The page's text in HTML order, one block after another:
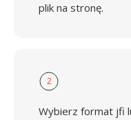
plik na stronę.
2
Wybierz format jfi